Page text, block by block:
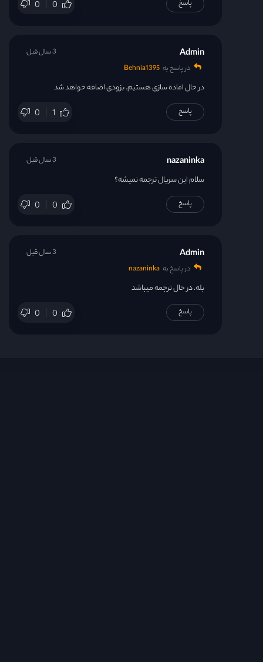
0 0 پاسخ
Admin
در پاسخ به Behnia1395
در حال اماده سازی هستیم. بزودی اضافه خواهد شد
0 1
3 سال قبل
پاسخ
nazaninka
سلام این سریال ترجمه نمیشه؟
0 0
3 سال قبل
پاسخ
Admin
در پاسخ به nazaninka
بله. در حال ترجمه میباشد
0 0
3 سال قبل
پاسخ